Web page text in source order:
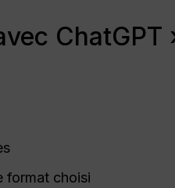
ChatGPT
format choisi